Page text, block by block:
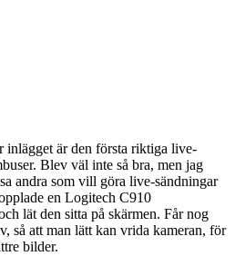
inlägget är den första riktiga live-
Blev väl inte så bra, men jag
andra som vill göra live-sändningar
en Logitech C910
lät den sitta på skärmen. Får nog
så att man lätt kan vrida kameran, för
bilder.